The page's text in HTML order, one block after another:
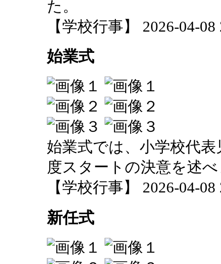
た。
【学校行事】 2026-04-
始業式
始業式では、小学校代
度スタートの決意を述
【学校行事】 2026-04-
新任式